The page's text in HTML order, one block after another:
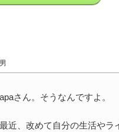
さん。そうなんですよ。
近、改めて自分の生活やラ